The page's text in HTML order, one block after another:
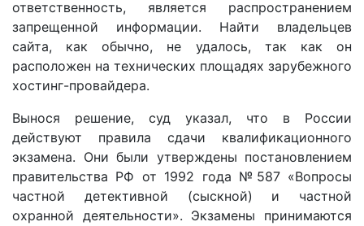
ответственность, является распространением
запрещенной информации. Найти владельцев
сайта, как обычно, не удалось, так как он
расположен на технических площадях зарубежного
хостинг-провайдера.
Вынося решение, суд указал, что в России
действуют правила сдачи квалификационного
экзамена. Они были утверждены постановлением
правительства РФ от 1992 года №587 «Вопросы
частной детективной (сыскной) и частной
охранной деятельности». Экзамены принимаются